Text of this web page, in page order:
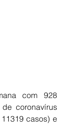
com 928
coronavírus
casos) e